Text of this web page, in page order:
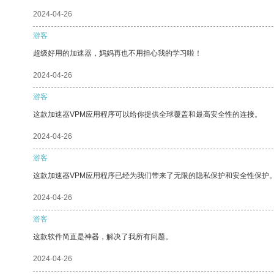
2024-04-26
游客
超级好用的加速器，妈妈再也不用担心我的学习啦！
2024-04-26
游客
这款加速器VPM应用程序可以给你提供全球覆盖和最高安全性的连接。
2024-04-26
游客
这款加速器VPM应用程序已经为我们带来了无限的隐私保护和安全性保护
2024-04-26
游客
这款软件简直是神器，解决了我所有问题。
2024-04-26